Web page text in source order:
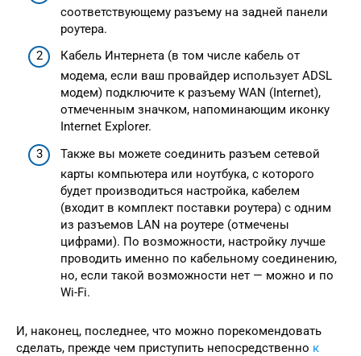
соответствующему разъему на задней панели
роутера.
Кабель Интернета (в том числе кабель от
модема, если ваш провайдер использует ADSL
модем) подключите к разъему WAN (Internet),
отмеченным значком, напоминающим иконку
Internet Explorer.
Также вы можете соединить разъем сетевой
карты компьютера или ноутбука, с которого
будет производиться настройка, кабелем
(входит в комплект поставки роутера) с одним
из разъемов LAN на роутере (отмечены
цифрами). По возможности, настройку лучше
проводить именно по кабельному соединению,
но, если такой возможности нет — можно и по
Wi-Fi.
И, наконец, последнее, что можно порекомендовать
сделать, прежде чем приступить непосредственно к